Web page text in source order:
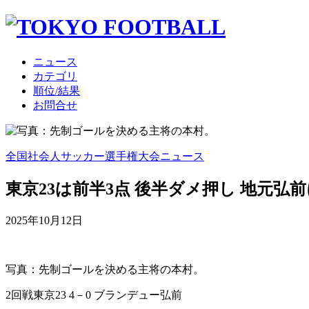
ニュース
カテゴリ
順位/結果
お問合せ
全国社会人サッカー選手権大会ニュース
東京23は前半3点 後半ダメ押し 地元弘
2025年10月12日
写真：先制ゴールを決める主将の本村。
2回戦東京23 4－0 ブランデュー弘前